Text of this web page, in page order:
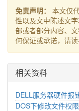
免责声明：
本文仅
性以及文中陈述文
部或者部分内容、
何保证或承诺，请
相关资料
DOS下修改文件权